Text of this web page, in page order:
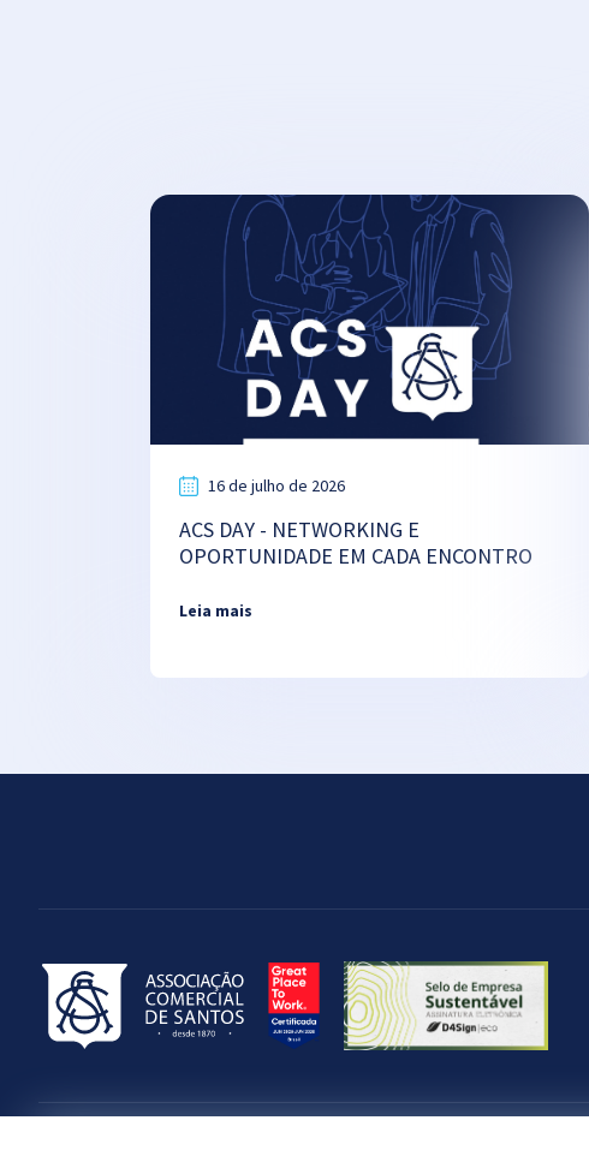
16 de julho de 2026
ACS DAY - NETWORKING E
OPORTUNIDADE EM CADA ENCONTRO
Leia mais